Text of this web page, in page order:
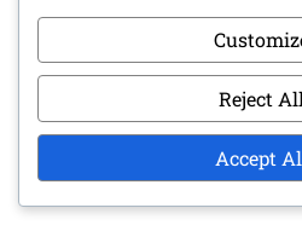
parantaa yleistä hyvinvointia
sujuvamman siirtymisen
sections in the article: Toggle
CONTINUE READING
Reject All
Accept